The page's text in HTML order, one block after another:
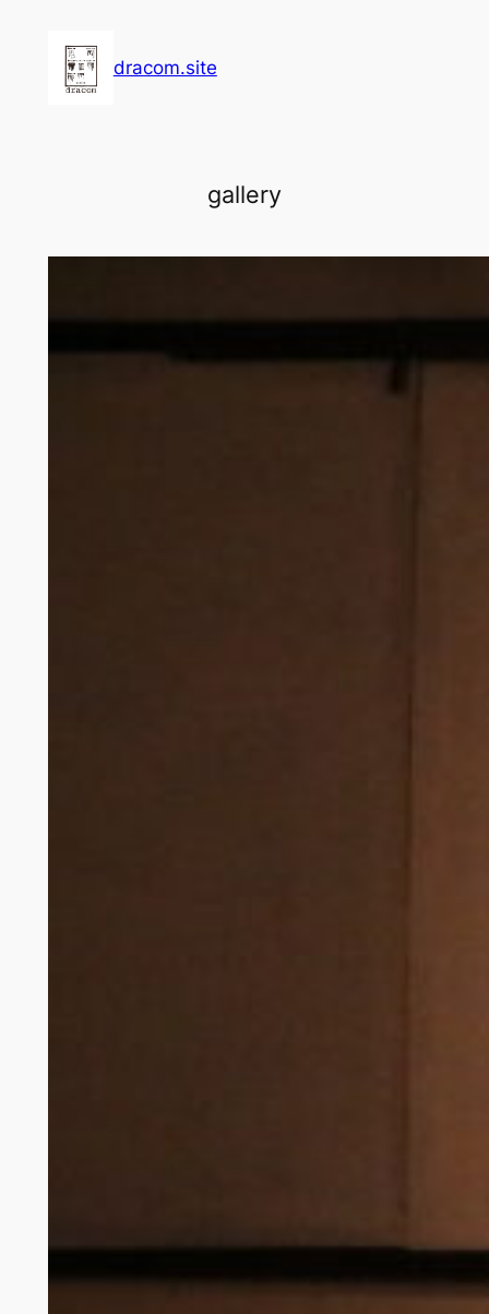
dracom.site
gallery